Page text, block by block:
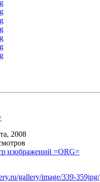
2008
изображений =ORG=
gallery/image/339-359jpg/